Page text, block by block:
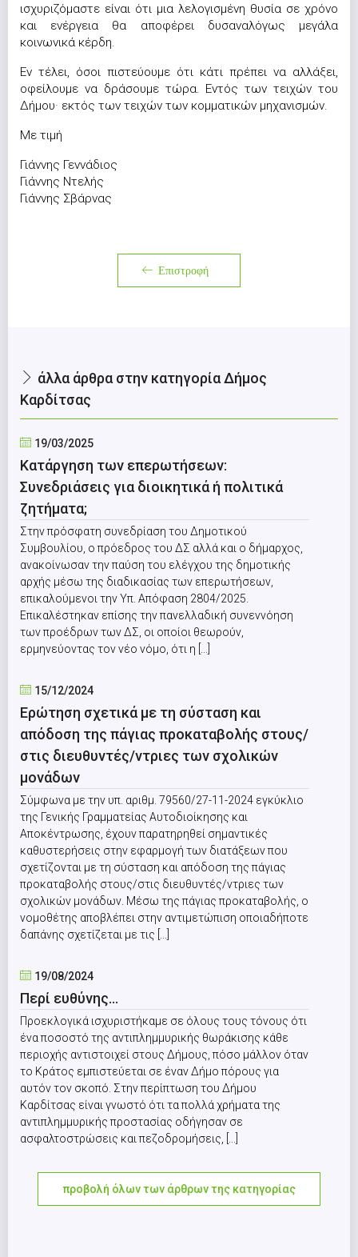
ισχυριζόμαστε είναι ότι μια λελογισμένη θυσία σε χρόνο
και ενέργεια θα αποφέρει δυσαναλόγως μεγάλα
κοινωνικά κέρδη.
Εν τέλει, όσοι πιστεύουμε ότι κάτι πρέπει να αλλάξει,
οφείλουμε να δράσουμε τώρα. Εντός των τειχών του
Δήμου· εκτός των τειχών των κομματικών μηχανισμών.
Με τιμή
Γιάννης Γεννάδιος
Γιάννης Ντελής
Γιάννης Σβάρνας
Επιστροφή
άλλα άρθρα στην κατηγορία Δήμος
Καρδίτσας
19/03/2025
Κατάργηση των επερωτήσεων:
Συνεδριάσεις για διοικητικά ή πολιτικά
ζητήματα;
Στην πρόσφατη συνεδρίαση του Δημοτικού
Συμβουλίου, ο πρόεδρος του ΔΣ αλλά και ο δήμαρχος,
ανακοίνωσαν την παύση του ελέγχου της δημοτικής
αρχής μέσω της διαδικασίας των επερωτήσεων,
επικαλούμενοι την Υπ. Απόφαση 2804/2025.
Επικαλέστηκαν επίσης την πανελλαδική συνεννόηση
των προέδρων των ΔΣ, οι οποίοι θεωρούν,
ερμηνεύοντας τον νέο νόμο, ότι η [...]
15/12/2024
Ερώτηση σχετικά με τη σύσταση και
απόδοση της πάγιας προκαταβολής στους/
στις διευθυντές/ντριες των σχολικών
μονάδων
Σύμφωνα με την υπ. αριθμ. 79560/27-11-2024 εγκύκλιο
της Γενικής Γραμματείας Αυτοδιοίκησης και
Αποκέντρωσης, έχουν παρατηρηθεί σημαντικές
καθυστερήσεις στην εφαρμογή των διατάξεων που
σχετίζονται με τη σύσταση και απόδοση της πάγιας
προκαταβολής στους/στις διευθυντές/ντριες των
σχολικών μονάδων. Μέσω της πάγιας προκαταβολής, ο
νομοθέτης αποβλέπει στην αντιμετώπιση οποιαδήποτε
δαπάνης σχετίζεται με τις [...]
19/08/2024
Περί ευθύνης…
Προεκλογικά ισχυριστήκαμε σε όλους τους τόνους ότι
ένα ποσοστό της αντιπλημμυρικής θωράκισης κάθε
περιοχής αντιστοιχεί στους Δήμους, πόσο μάλλον όταν
το Κράτος εμπιστεύεται σε έναν Δήμο πόρους για
αυτόν τον σκοπό. Στην περίπτωση του Δήμου
Καρδίτσας είναι γνωστό ότι τα πολλά χρήματα της
αντιπλημμυρικής προστασίας οδήγησαν σε
ασφαλτοστρώσεις και πεζοδρομήσεις, [...]
προβολή όλων των άρθρων της κατηγορίας